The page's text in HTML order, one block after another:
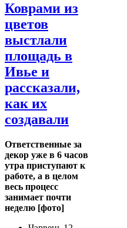
Коврами из
цветов
выстлали
площадь в
Ивье и
рассказали,
как их
создавали
Ответственные за
декор уже в 6 часов
утра приступают к
работе, а в целом
весь процесс
занимает почти
неделю [фото]